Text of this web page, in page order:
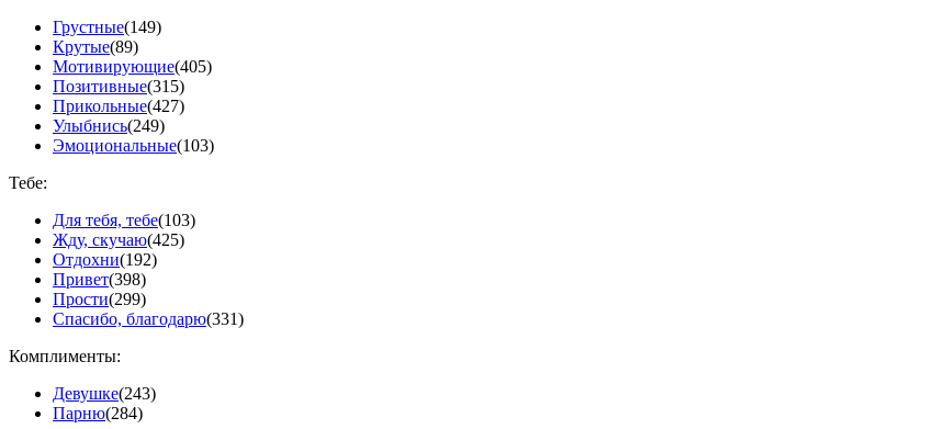
Грустные(149)
Крутые(89)
Мотивирующие(405)
Позитивные(315)
Прикольные(427)
Улыбнись(249)
Эмоциональные(103)
Тебе:
Для тебя, тебе(103)
Жду, скучаю(425)
Отдохни(192)
Привет(398)
Прости(299)
Спасибо, благодарю(331)
Комплименты:
Девушке(243)
Парню(284)